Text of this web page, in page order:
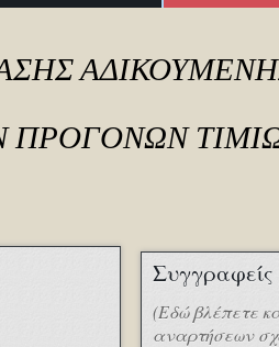
ΠΡΟΓΟΝΩΝ
Συγγραφείς
(Εδώ βλέπετε
αναρτήσεων